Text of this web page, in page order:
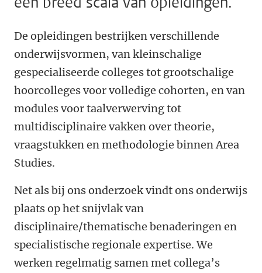
De opleidingen bestrijken verschillende
onderwijsvormen, van kleinschalige
gespecialiseerde colleges tot grootschalige
hoorcolleges voor volledige cohorten, en van
modules voor taalverwerving tot
multidisciplinaire vakken over theorie,
vraagstukken en methodologie binnen Area
Studies.
Net als bij ons onderzoek vindt ons onderwijs
plaats op het snijvlak van
disciplinaire/thematische benaderingen en
specialistische regionale expertise. We
werken regelmatig samen met collega’s